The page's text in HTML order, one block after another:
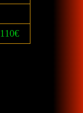
110€